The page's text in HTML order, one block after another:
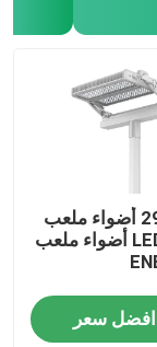
299880lm أضواء ملعب
الرياضة LED أضواء ملعب
افضل سعر